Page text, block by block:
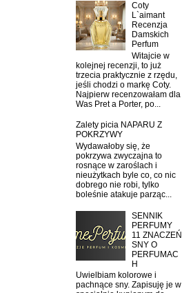
Coty
L`aimant
Recenzja
Damskich
Perfum
Witajcie w
kolejnej recenzji, to już
trzecia praktycznie z rzędu,
jeśli chodzi o markę Coty.
Najpierw recenzowałam dla
Was Pret a Porter, po...
Zalety picia NAPARU Z
POKRZYWY
Wydawałoby się, że
pokrzywa zwyczajna to
rosnące w zaroślach i
nieużytkach byle co, co nic
dobrego nie robi, tylko
boleśnie atakuje parząc...
SENNIK
PERFUMY
11 ZNACZEŃ
SNY O
PERFUMAC
H
Uwielbiam kolorowe i
pachnące sny. Zapisuję je w